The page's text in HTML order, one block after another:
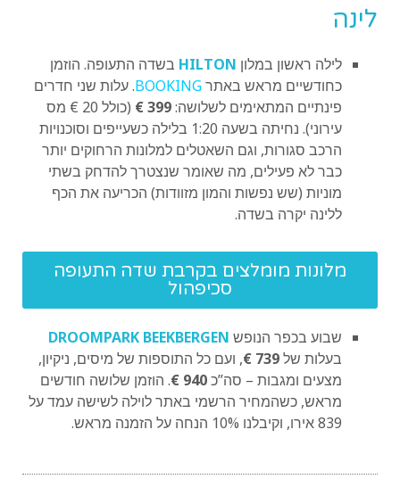
לינה
לילה ראשון במלון HILTON בשדה התעופה. הוזמן
כחודשיים מראש באתרBOOKING. עלות שני חדרים
פינתיים המתאימים לשלושה:399 €
(כולל 20 € מס
עירוני). נחיתה בשעה 1:20 בלילה כשעייפים וסוכנויות
הרכב סגורות, וגם השאטלים למלונות הרחוקים יותר
כבר לא פעילים, מה שאומר שנצטרך להדחק בשתי
מוניות (שש נפשות והמון מזוודות) הכריעה את הכף
ללינה יקרה בשדה.
מלונות מומלצים בקרבת שדה התעופה
סכיפהול
שבוע בכפר הנופש DROOMPARK BEEKBERGEN
בעלות של739 €
, ועם כל התוספות של מיסים, ניקיון,
מצעים ומגבות – סה”כ940 €
. הוזמן שלושה חודשים
מראש, כשהמחיר הרשמי באתר לוילה לשישה עמד על
839 אירו, וקיבלנו 10% הנחה על הזמנה מראש.